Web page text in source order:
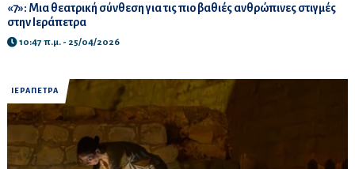
«7»: Μια θεατρική σύνθεση για τις πιο βαθιές ανθρώπινες στιγμές
στην Ιεράπετρα
10:47 π.μ. - 25/04/2026
ΙΕΡΑΠΕΤΡΑ